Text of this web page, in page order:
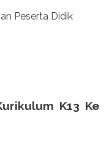
Peserta Didik
K13 Ke